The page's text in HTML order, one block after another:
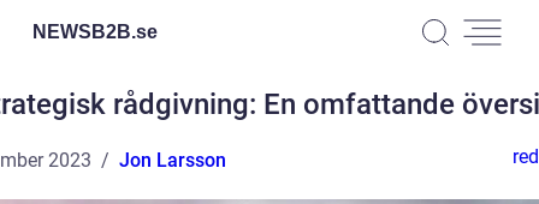
NEWSB2B.se
rådgivning: En omfattande
2023 Jon Larsson